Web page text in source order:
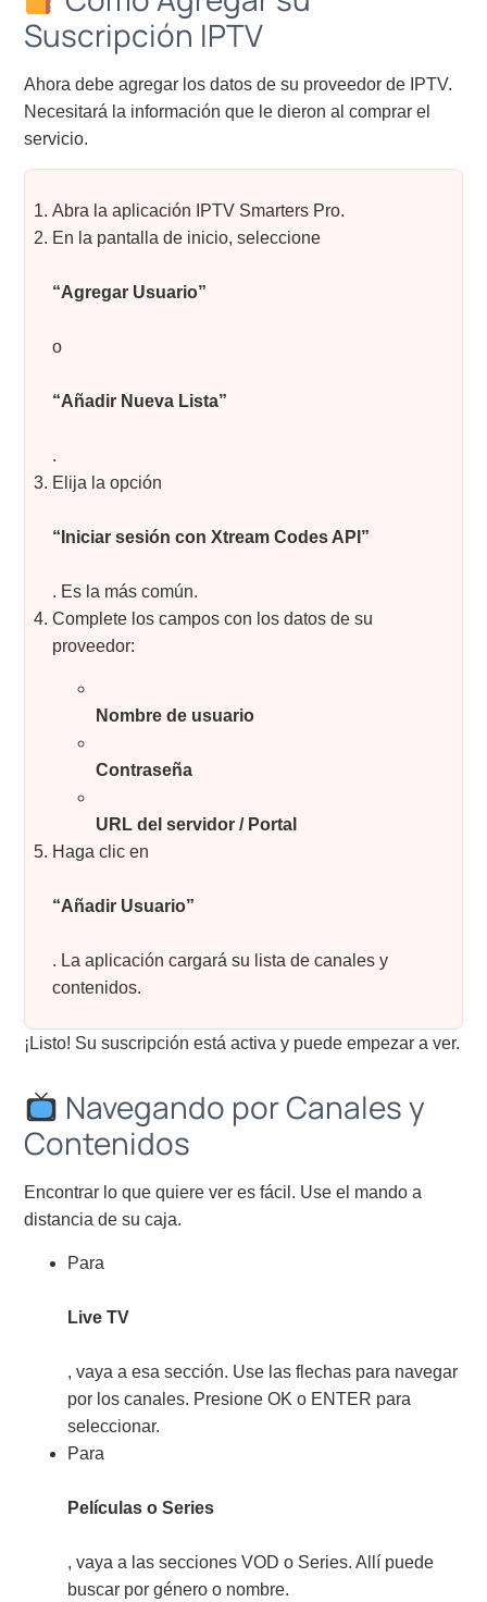
Suscripción IPTV
Ahora debe agregar los datos de su proveedor de IPTV.
Necesitará la información que le dieron al comprar el
servicio.
Abra la aplicación IPTV Smarters Pro.
En la pantalla de inicio, seleccione
“Agregar Usuario”
o
“Añadir Nueva Lista”
.
Elija la opción
“Iniciar sesión con Xtream Codes API”
. Es la más común.
Complete los campos con los datos de su
proveedor:
Nombre de usuario
Contraseña
URL del servidor / Portal
Haga clic en
“Añadir Usuario”
. La aplicación cargará su lista de canales y
contenidos.
¡Listo! Su suscripción está activa y puede empezar a ver.
Navegando por Canales y
Contenidos
Encontrar lo que quiere ver es fácil. Use el mando a
distancia de su caja.
Para
Live TV
, vaya a esa sección. Use las flechas para navegar
por los canales. Presione OK o ENTER para
seleccionar.
Para
Películas o Series
, vaya a las secciones VOD o Series. Allí puede
buscar por género o nombre.